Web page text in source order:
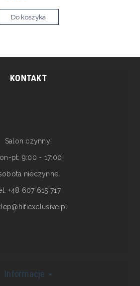
Do koszyka
KONTAKT
Salon czynny:
pt: 9:00 - 17:00
nieczynne
+48 607 615 717
Informacje